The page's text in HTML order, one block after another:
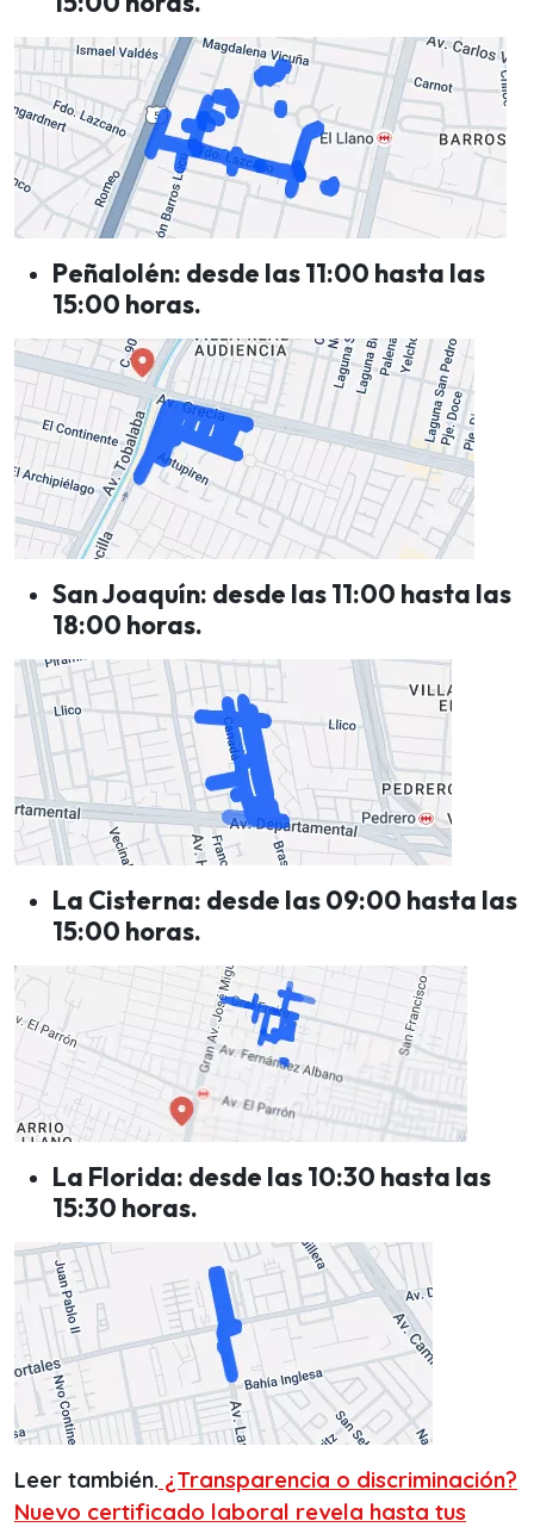
Peñalolén: desde las 11:00 hasta las
15:00 horas.
San Joaquín: desde las 11:00 hasta las
18:00 horas.
La Cisterna: desde las 09:00 hasta las
15:00 horas.
La Florida: desde las 10:30 hasta las
15:30 horas.
Leer también. ¿Transparencia o discriminación?
Nuevo certificado laboral revela hasta tus